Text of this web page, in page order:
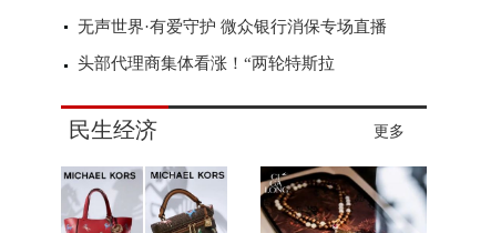
无声世界·有爱守护 微众银行消保专场直播
头部代理商集体看涨！“两轮特斯拉
民生经济 更多